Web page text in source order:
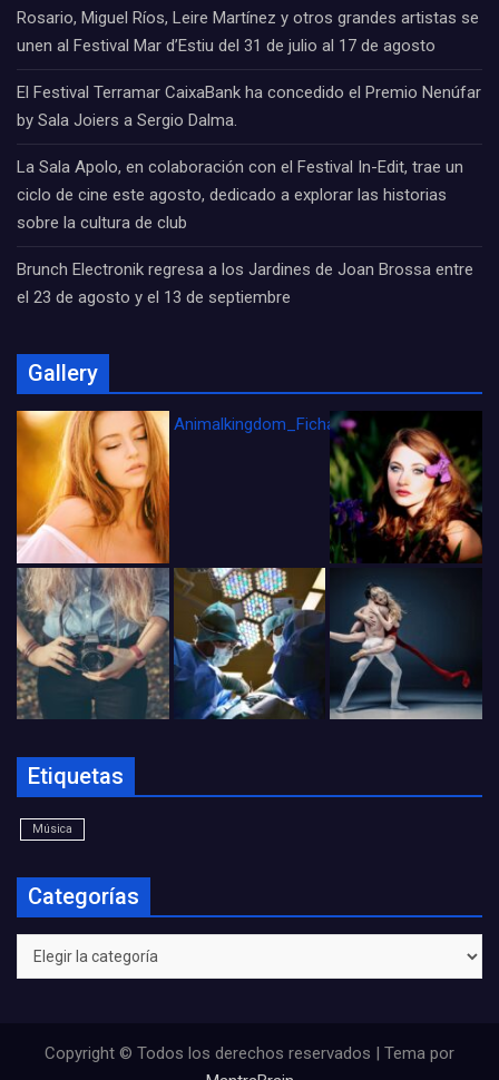
Rosario, Miguel Ríos, Leire Martínez y otros grandes artistas se
unen al Festival Mar d’Estiu del 31 de julio al 17 de agosto
El Festival Terramar CaixaBank ha concedido el Premio Nenúfar
by Sala Joiers a Sergio Dalma.
La Sala Apolo, en colaboración con el Festival In-Edit, trae un
ciclo de cine este agosto, dedicado a explorar las historias
sobre la cultura de club
Brunch Electronik regresa a los Jardines de Joan Brossa entre
el 23 de agosto y el 13 de septiembre
Gallery
Animalkingdom_FichaCine
Etiquetas
Música
Categorías
Categorías
Copyright © Todos los derechos reservados | Tema por